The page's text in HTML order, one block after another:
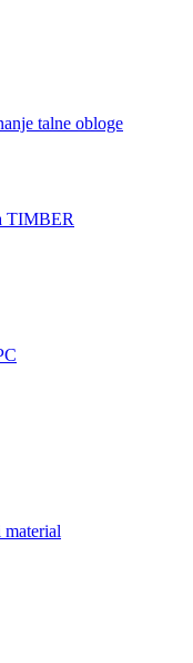
talne obloge
TIMBER